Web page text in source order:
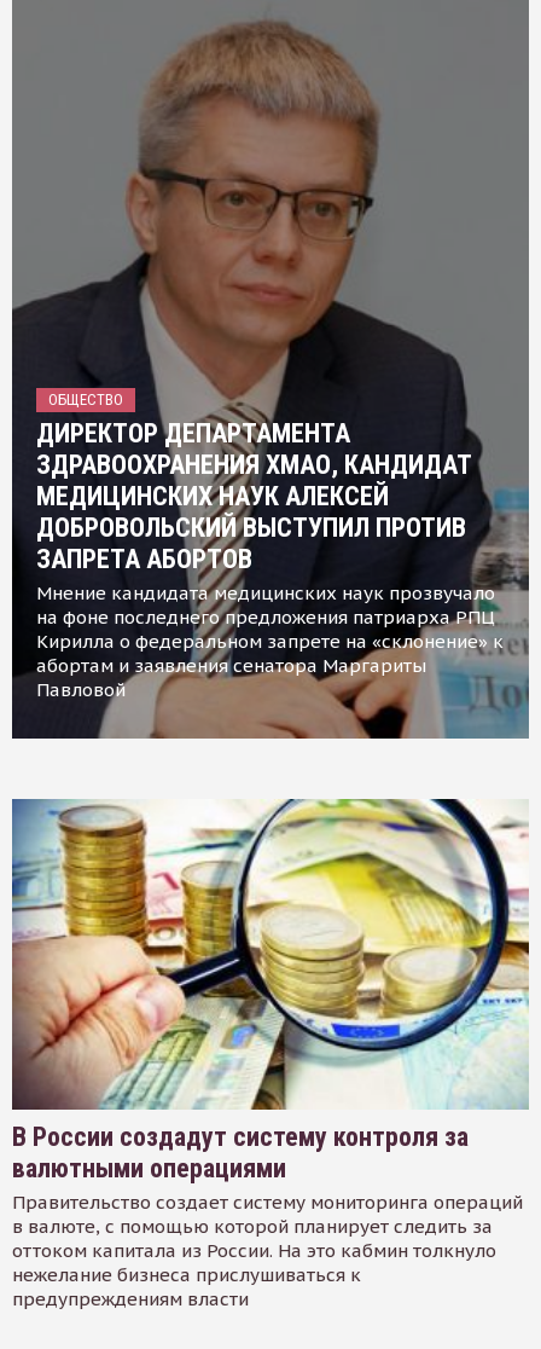
ОБЩЕСТВО
ДИРЕКТОР ДЕПАРТАМЕНТА
ЗДРАВООХРАНЕНИЯ ХМАО, КАНДИДАТ
МЕДИЦИНСКИХ НАУК АЛЕКСЕЙ
ДОБРОВОЛЬСКИЙ ВЫСТУПИЛ ПРОТИВ
ЗАПРЕТА АБОРТОВ
Мнение кандидата медицинских наук прозвучало
на фоне последнего предложения патриарха РПЦ
Кирилла о федеральном запрете на «склонение» к
абортам и заявления сенатора Маргариты
Павловой
В России создадут систему контроля за
валютными операциями
Правительство создает систему мониторинга операций
в валюте, с помощью которой планирует следить за
оттоком капитала из России. На это кабмин толкнуло
нежелание бизнеса прислушиваться к
предупреждениям власти